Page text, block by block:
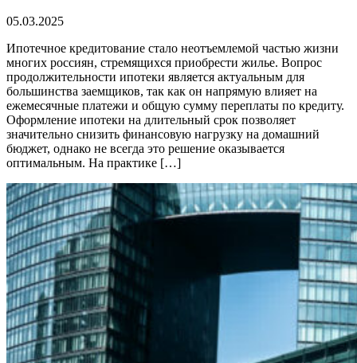
05.03.2025
Ипотечное кредитование стало неотъемлемой частью жизни
многих россиян, стремящихся приобрести жилье. Вопрос
продолжительности ипотеки является актуальным для
большинства заемщиков, так как он напрямую влияет на
ежемесячные платежи и общую сумму переплаты по кредиту.
Оформление ипотеки на длительный срок позволяет
значительно снизить финансовую нагрузку на домашний
бюджет, однако не всегда это решение оказывается
оптимальным. На практике […]